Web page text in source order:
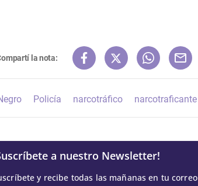
la nota:
Policía narcotráfico narcotraficante
a nuestro Newsletter!
y recibe todas las mañanas en tu correo